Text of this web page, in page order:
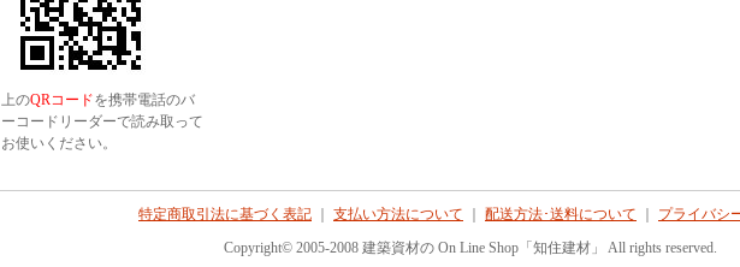
上のQRコードを携帯電話のバ
ーコードリーダーで読み取って
お使いください。
特定商取引法に基づく表記 支払い方法について 配送方法･送料について
プライバシ
Copyright© 2005-2008 建築資材の On Line Shop「知住建材」 All rights reserved.